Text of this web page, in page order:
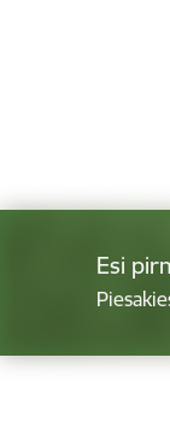
Esi